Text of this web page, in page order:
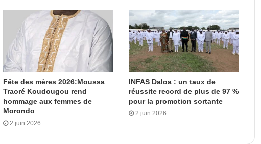
Fête des mères 2026:Moussa
Traoré Koudougou rend
hommage aux femmes de
Morondo
2 juin 2026
INFAS Daloa : un taux de
réussite record de plus de 97 %
pour la promotion sortante
2 juin 2026